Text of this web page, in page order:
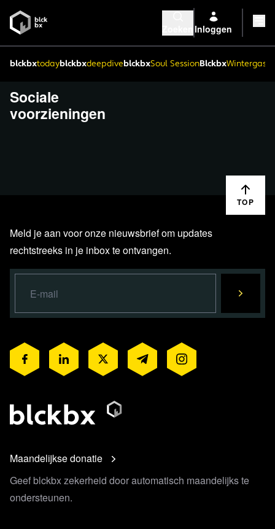
Inloggen
blckbxtodayblckbxdeepdiveblckbxSoul SessionBlckbx
Sociale
voorzieningen
TOP
Meld je aan voor onze nieuwsbrief om updates
rechtstreeks in je inbox te ontvangen.
Maandelijkse donatie
Geef blckbx zekerheid door automatisch maandelijks te
ondersteunen.